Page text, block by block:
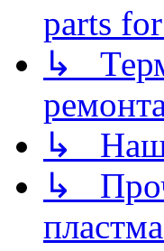
parts
↳
↳ Наши
↳